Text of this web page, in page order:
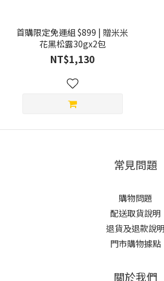
首購限定免運組 $899 | 贈米米
花黑松露30gx2包
NT$1,130
常見問題
購物問題
配送取貨說明
退貨及退款說明
門市購物據點
關於我們